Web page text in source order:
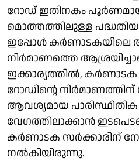
റോഡ് ഇതിനകം
മൊത്തത്തിലുള്ള
ഇപ്പോൾ
നിർമാണത്തെ
ഇക്കാര്യത്തിൽ,
റോഡിന്റെ
ആവശ്യമായ
വേഗത്തിലാക്കാൻ
കർണാടക സർക്കാരിന്
നൽകിയിരുന്നു.